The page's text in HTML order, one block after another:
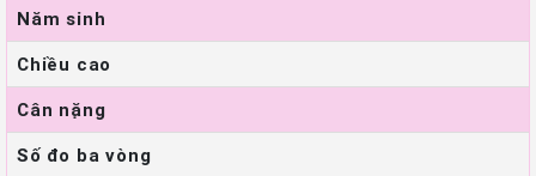
Năm sinh
Chiều cao
Cân nặng
Số đo ba vòng